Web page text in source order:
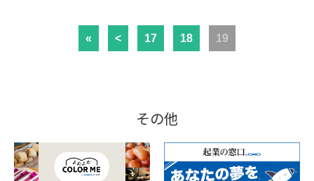
« < 17 18 19
その他